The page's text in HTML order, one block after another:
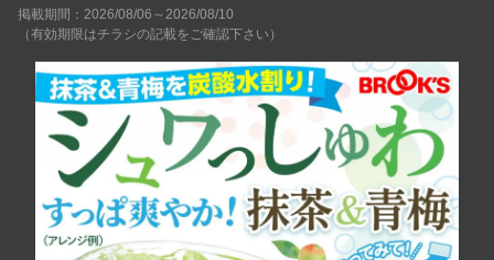
掲載期間：2026/08/06～2026/08/10
（有効期限はチラシの記載をご確認下さい）